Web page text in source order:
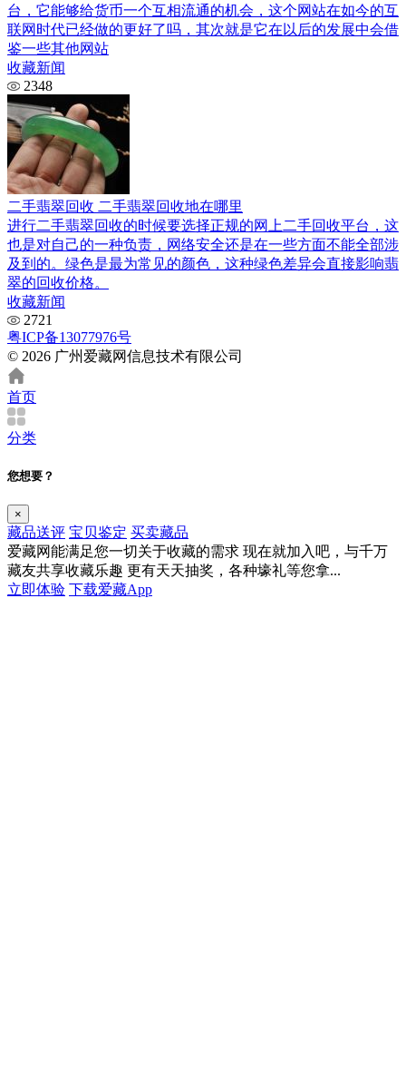
台，它能够给货币一个互相流通的机会，这个网站在如今的互
联网时代已经做的更好了吗，其次就是它在以后的发展中会借
鉴一些其他网站
收藏新闻
2348
二手翡翠回收 二手翡翠回收地在哪里
进行二手翡翠回收的时候要选择正规的网上二手回收平台，这
也是对自己的一种负责，网络安全还是在一些方面不能全部涉
及到的。绿色是最为常见的颜色，这种绿色差异会直接影响翡
翠的回收价格。
收藏新闻
2721
粤ICP备13077976号
© 2026 广州爱藏网信息技术有限公司
首页
分类
您想要？
×
藏品送评 宝贝鉴定 买卖藏品
爱藏网能满足您一切关于收藏的需求 现在就加入吧，与千万
藏友共享收藏乐趣 更有天天抽奖，各种壕礼等您拿...
立即体验 下载爱藏App